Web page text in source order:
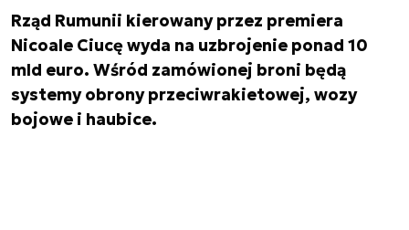
Rząd Rumunii kierowany przez premiera
Nicoale Ciucę wyda na uzbrojenie ponad 10
mld euro. Wśród zamówionej broni będą
systemy obrony przeciwrakietowej, wozy
bojowe i haubice.